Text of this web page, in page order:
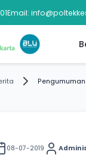
Email:
08-07-2019